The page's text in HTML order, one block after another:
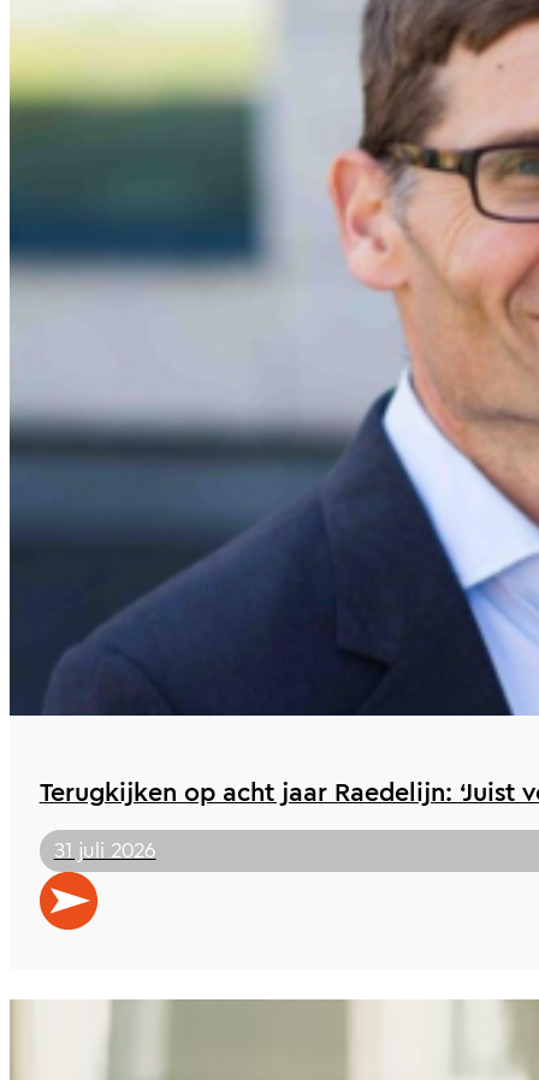
Terugkijken op acht jaar Raedelijn: ‘Juist
31 juli 2026